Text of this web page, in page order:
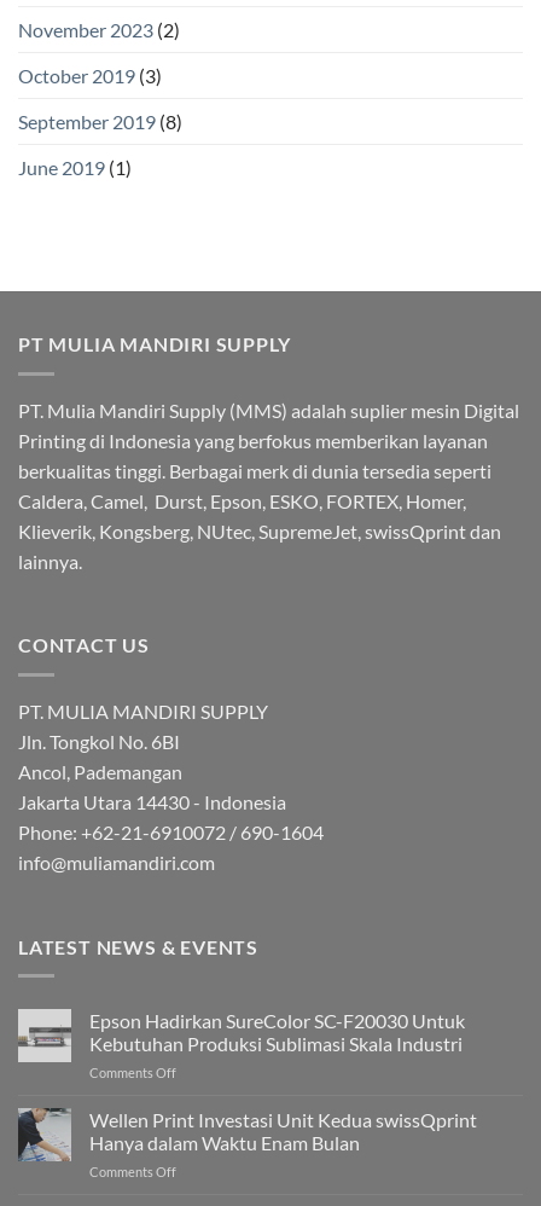
November 2023 (2)
October 2019 (3)
September 2019 (8)
June 2019 (1)
PT MULIA MANDIRI SUPPLY
PT. Mulia Mandiri Supply (MMS) adalah suplier mesin Digital
Printing di Indonesia yang berfokus memberikan layanan
berkualitas tinggi. Berbagai merk di dunia tersedia seperti
Caldera, Camel, Durst, Epson, ESKO, FORTEX, Homer,
Klieverik, Kongsberg, NUtec, SupremeJet, swissQprint dan
lainnya.
CONTACT US
PT. MULIA MANDIRI SUPPLY
Jln. Tongkol No. 6BI
Ancol, Pademangan
Jakarta Utara 14430 - Indonesia
Phone: +62-21-6910072 / 690-1604
info@muliamandiri.com
LATEST NEWS & EVENTS
Epson Hadirkan SureColor SC-F20030 Untuk
Kebutuhan Produksi Sublimasi Skala Industri
Comments Offon
Hadirkan
SC-
F20030
Wellen Print Investasi Unit Kedua swissQprint
Hanya dalam Waktu Enam Bulan
Comments Offon